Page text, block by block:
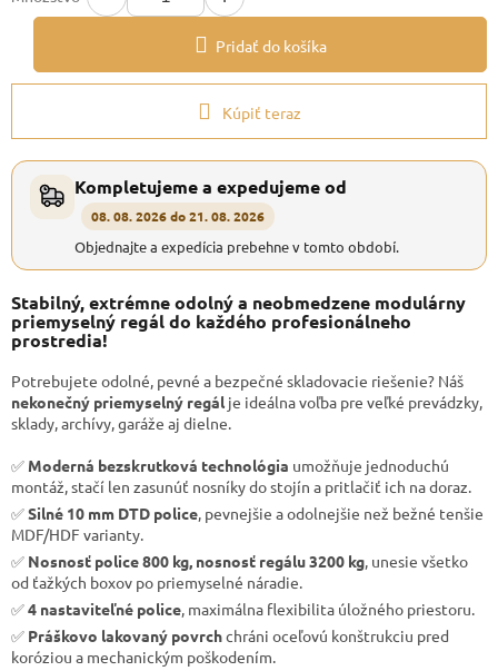
Pridať do košíka
Kúpiť teraz
Kompletujeme a expedujeme od
08. 08. 2026 do 21. 08. 2026
Objednajte a expedícia prebehne v tomto období.
Stabilný, extrémne odolný a neobmedzene modulárny
priemyselný regál do každého profesionálneho
prostredia!
Potrebujete odolné, pevné a bezpečné skladovacie riešenie? Náš
nekonečný priemyselný regál je ideálna voľba pre veľké prevádzky,
sklady, archívy, garáže aj dielne.
✅ Moderná bezskrutková technológia umožňuje jednoduchú
montáž, stačí len zasunúť nosníky do stojín a pritlačiť ich na doraz.
✅Silné 10 mm DTD police , pevnejšie a odolnejšie než bežné tenšie
MDF/HDF varianty.
✅ Nosnosť police 800 kg, nosnosť regálu 3200 kg , unesie všetko
od ťažkých boxov po priemyselné náradie.
✅4 nastaviteľné police , maximálna flexibilita úložného priestoru.
✅ Práškovo lakovaný povrchchráni oceľovú konštrukciu pred
koróziou a mechanickým poškodením.